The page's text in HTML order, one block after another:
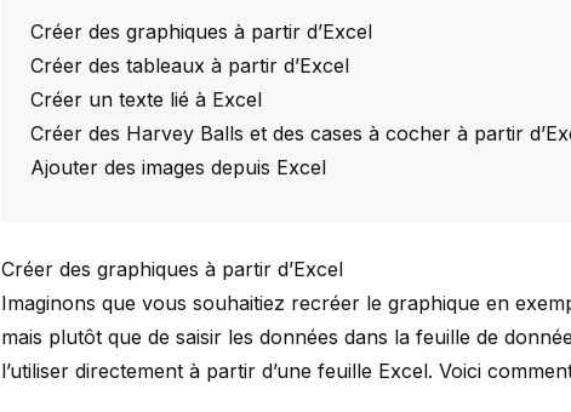
Créer des graphiques à partir d’Excel
Créer des tableaux à partir d’Excel
Créer un texte lié à Excel
Créer des Harvey Balls et des cases à cocher à partir
Ajouter des images depuis Excel
Créer des graphiques à partir d’Excel
Imaginons que vous souhaitiez recréer le graphique en
mais plutôt que de saisir les données dans la feuille de
l’utiliser directement à partir d’une feuille Excel. Voici